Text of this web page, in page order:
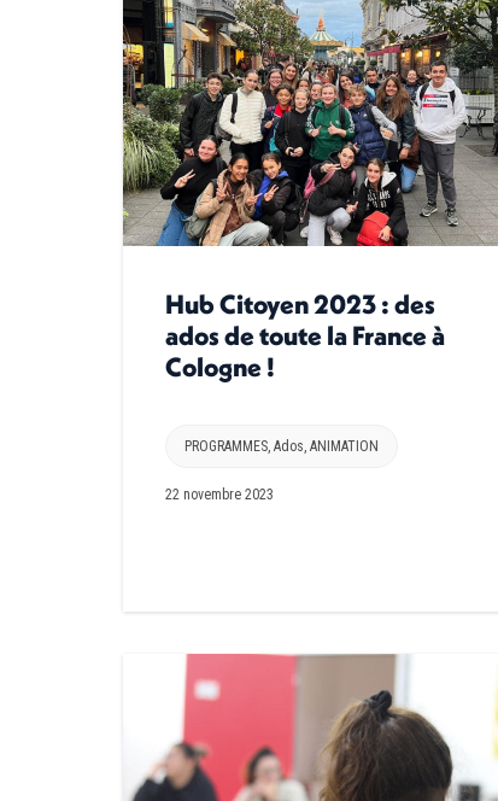
Hub Citoyen 2023 : des
ados de toute la France à
Cologne !
PROGRAMMES Ados ANIMATION
22 novembre 2023